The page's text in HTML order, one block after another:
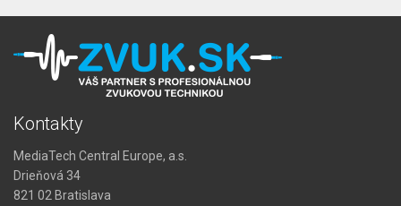
Kontakty
MediaTech Central Europe, a.s.
Drieňová 34
821 02 Bratislava